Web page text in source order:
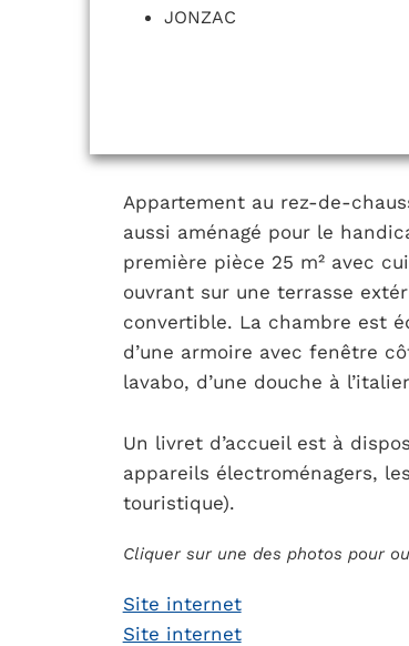
JONZAC
Appartement au rez-de-
aussi aménagé pour le
première pièce 25 m² avec
ouvrant sur une terrasse
convertible. La chambre est
d’une armoire avec fenêtre
lavabo, d’une douche à
Un livret d’accueil est à
appareils électroménagers,
touristique).
Cliquer sur une des photos pour
Site internet
Site internet